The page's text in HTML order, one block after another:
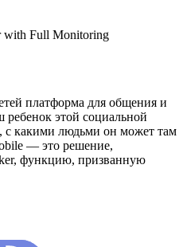
with Full Monitoring
платформа для общения и
ребенок этой социальной
с какими людьми он может там
— это решение,
функцию, призванную